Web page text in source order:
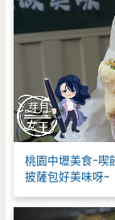
桃園中壢美食-喫
披薩包好美味呀~